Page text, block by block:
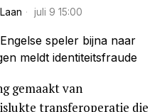
juli 9 15:00
gemaakt van
transferoperatie die